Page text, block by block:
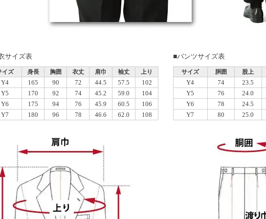
サイズ表
イズ 身長 胸囲 衣丈 肩巾 袖丈 上り
Y4 165 90 72 44.5 57.5
102
Y5
170 92 74 45.2 59.0
104
Y6
175 94 76 45.9 60.5
106
Y7
180 96 78 46.6 62.0 108
■パンツサイズ表
サイズ 胴囲 股上
Y4 74 23.5
Y5
76 24.0
Y6
78 24.5
Y7
80 25.0